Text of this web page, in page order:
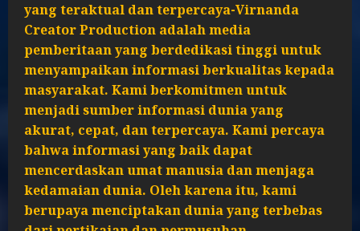
yang teraktual dan terpercaya-Virnanda
Creator Production adalah media
pemberitaan yang berdedikasi tinggi untuk
menyampaikan informasi berkualitas kepada
masyarakat. Kami berkomitmen untuk
menjadi sumber informasi dunia yang
akurat, cepat, dan terpercaya. Kami percaya
bahwa informasi yang baik dapat
mencerdaskan umat manusia dan menjaga
kedamaian dunia. Oleh karena itu, kami
berupaya menciptakan dunia yang terbebas